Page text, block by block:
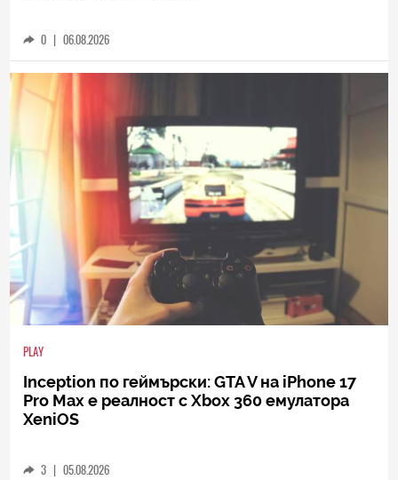
0 | 06.08.2026
PLAY
Inception по геймърски: GTA V на iPhone 17
Pro Max е реалност с Xbox 360 емулатора
XeniOS
3 | 05.08.2026